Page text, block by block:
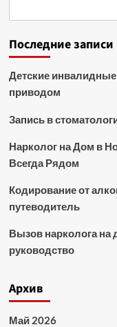
Последние записи
Детские
приводом
Запись в
Нарколог на Дом в
Всегда Рядом
Кодирование от
путеводитель
Вызов нарколога на
руководство
Архив
Май 2026